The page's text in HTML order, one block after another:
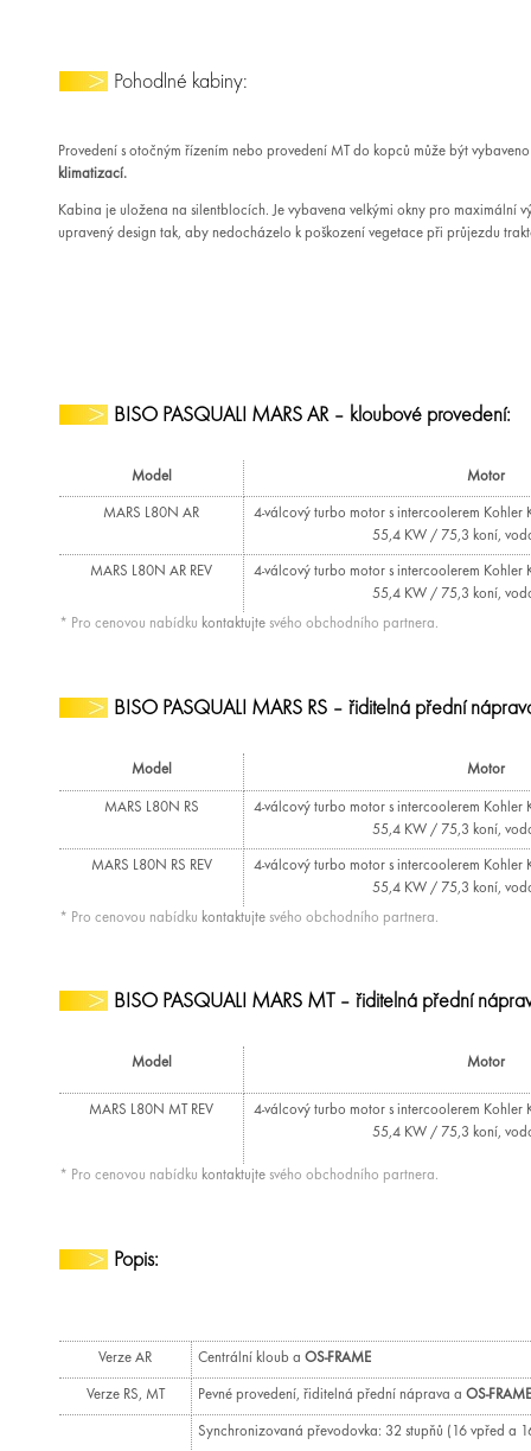
Pohodlné kabiny:
Provedení s otočným řízením nebo provedení MT do kopců může být
klimatizací.
Kabina je uložena na silentblocích. Je vybavena velkými okny pro maximální
upravený design tak, aby nedocházelo k poškození vegetace při průjezdu
BISO PASQUALI MARS AR – kloubové provedení:
Model Motor
MARS L80N AR
4-válcový turbo motor s intercoolerem Kohler
55,4 KW / 75,3 koní,
MARS L80N AR REV
4-válcový turbo motor s intercoolerem Kohler
55,4 KW / 75,3 koní,
* Pro cenovou nabídku kontaktujte svého obchodního partnera.
BISO PASQUALI MARS RS – řiditelná přední
Model Motor
MARS L80N RS
4-válcový turbo motor s intercoolerem Kohler
55,4 KW / 75,3 koní,
MARS L80N RS REV
4-válcový turbo motor s intercoolerem Kohler
55,4 KW / 75,3 koní,
* Pro cenovou nabídku kontaktujte svého obchodního partnera.
BISO PASQUALI MARS MT – řiditelná přední
Model Motor
MARS L80N MT REV
4-válcový turbo motor s intercoolerem Kohler
55,4 KW / 75,3 koní,
* Pro cenovou nabídku kontaktujte svého obchodního partnera.
Popis:
Verze AR Centrální kloub a OS-FRAME
Verze RS, MT Pevné provedení, řiditelná přední náprava a OS-FRAME
Synchronizovaná převodovka: 32 stupňů (16 vpřed a